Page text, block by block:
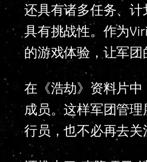
还具有诸多任务、
具有挑战性。作为
的游戏体验，让军团
在《浩劫》资料片
成员。这样军团管
行员，也不必再去